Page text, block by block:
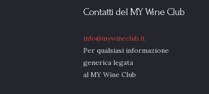
Contatti del MY Wine Club
info@mywineclub.it
Per qualsiasi informazione
generica legata
al MY Wine Club